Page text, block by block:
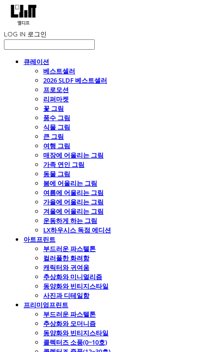
LOG IN 로그인
큐레이션
베스트셀러
2026 SLDF 베스트셀러
프로모션
리퍼마켓
꽃 그림
풍수 그림
식물 그림
큰 그림
여행 그림
매장에 어울리는 그림
가족 연인 그림
동물 그림
봄에 어울리는 그림
여름에 어울리는 그림
가을에 어울리는 그림
겨울에 어울리는 그림
운동하게 하는 그림
LX하우시스 독점 에디션
아트프린트
부드러운 파스텔톤
컬러풀한 화려함
캐릭터와 귀여움
추상화와 미니멀리즘
동양화와 빈티지스타일
사진과 디테일함
프리미엄프린트
부드러운 파스텔톤
추상화와 모더니즘
동양화와 빈티지스타일
콜렉터즈 소품(0~10호)